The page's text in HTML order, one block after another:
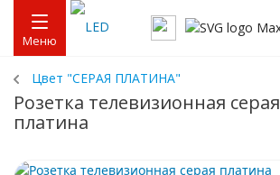
Меню
Цвет "СЕРАЯ ПЛАТИНА"
Розетка телевизионная серая
платина